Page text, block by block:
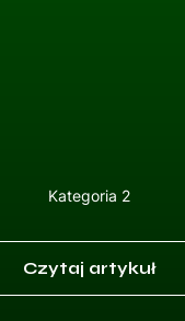
Kategoria 2
Czytaj artykuł